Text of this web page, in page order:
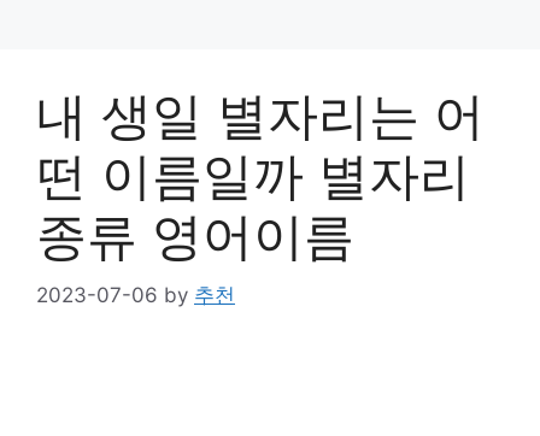
내 생일 별자리는 어
떤 이름일까 별자리
종류 영어이름
2023-07-06 by 추천